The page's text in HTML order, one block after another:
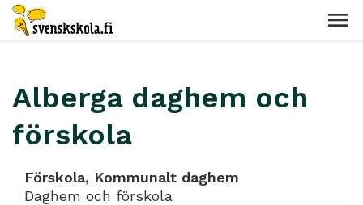
Alberga daghem och
förskola
Förskola, Kommunalt daghem
Daghem och förskola